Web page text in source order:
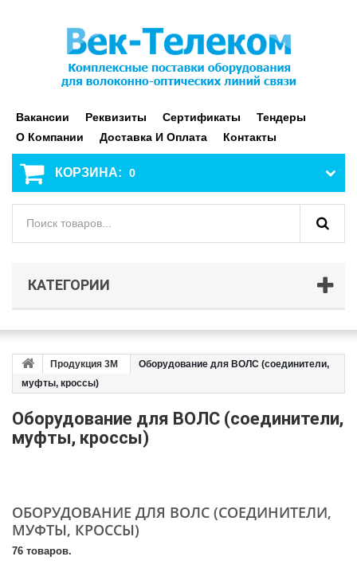
Вакансии Реквизиты Сертификаты
Тендеры
О Компании
Доставка И Оплата Контакты
КОРЗИНА: 0
КАТЕГОРИИ
Продукция 3M
Оборудование для ВОЛС (соединители,
муфты, кроссы)
Оборудование для ВОЛС (соединители,
муфты, кроссы)
ОБОРУДОВАНИЕ ДЛЯ ВОЛС (СОЕДИНИТЕЛИ,
МУФТЫ, КРОССЫ)
76 товаров.